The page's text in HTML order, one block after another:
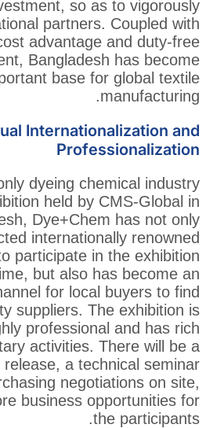
foreign investment, so
attract international
its labor cost
export treatment,
an important base
Dual
As the only dyeing
exhibition held by
Bangladesh,
attracted
enterprises to participate
for a long time, but also
important channel for
high-quality suppliers.
highly
supplementary activities.
new product release, a
and purchasing
creating more business